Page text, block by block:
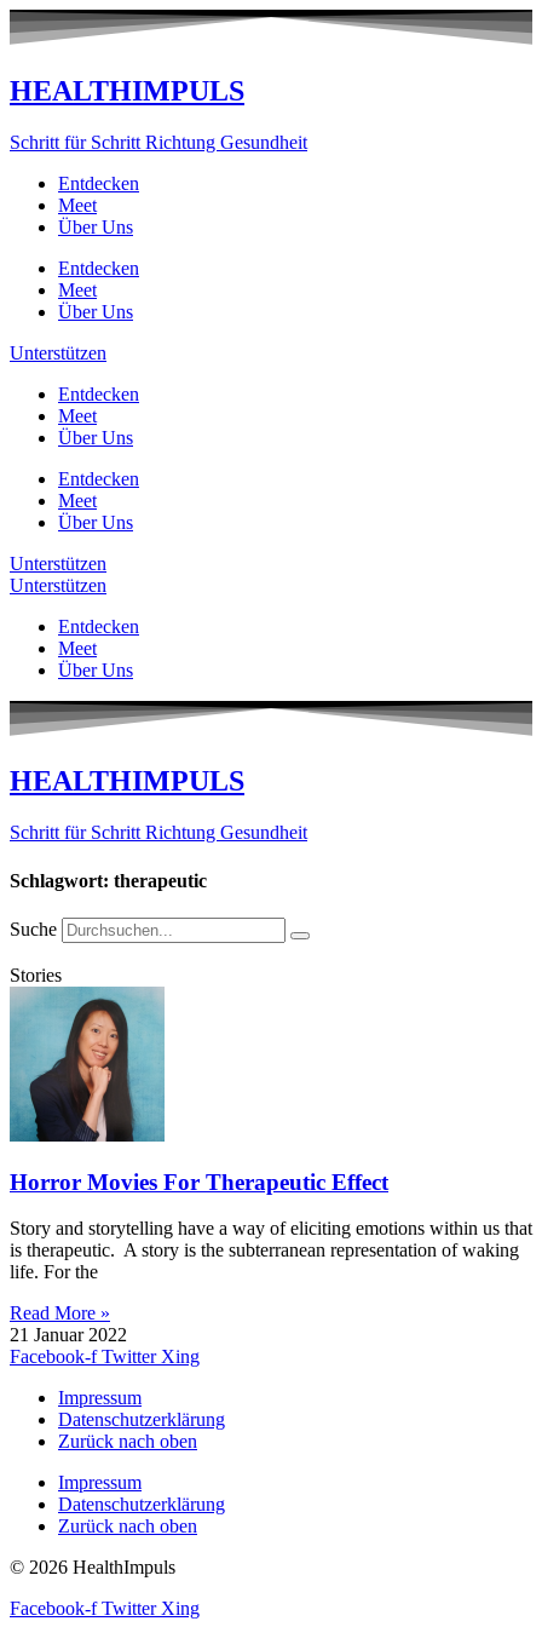
Zum
Inhalt
HEALTHIMPULS
Schritt für Schritt Richtung Gesundheit
Entdecken
Meet
Über Uns
Entdecken
Meet
Über Uns
Unterstützen
Entdecken
Meet
Über Uns
Entdecken
Meet
Über Uns
Unterstützen
Unterstützen
Entdecken
Meet
Über Uns
HEALTHIMPULS
Schritt für Schritt Richtung Gesundheit
Schlagwort: therapeutic
Suche
Stories
Horror Movies For Therapeutic Effect
Story and storytelling have a way of eliciting emotions within us that
is therapeutic. A story is the subterranean representation of waking
life. For the
Read More »
21 Januar 2022
Facebook-f Twitter Xing
Impressum
Datenschutzerklärung
Zurück nach oben
Impressum
Datenschutzerklärung
Zurück nach oben
© 2026 HealthImpuls
Facebook-f Twitter Xing